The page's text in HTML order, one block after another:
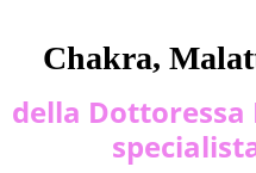
Chakra,
della Dottoressa